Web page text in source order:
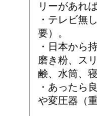
リーがあれ
・テレビ無
要）。
・日本から
磨き粉、ス
鹸、水筒、
・あったら
や変圧器（